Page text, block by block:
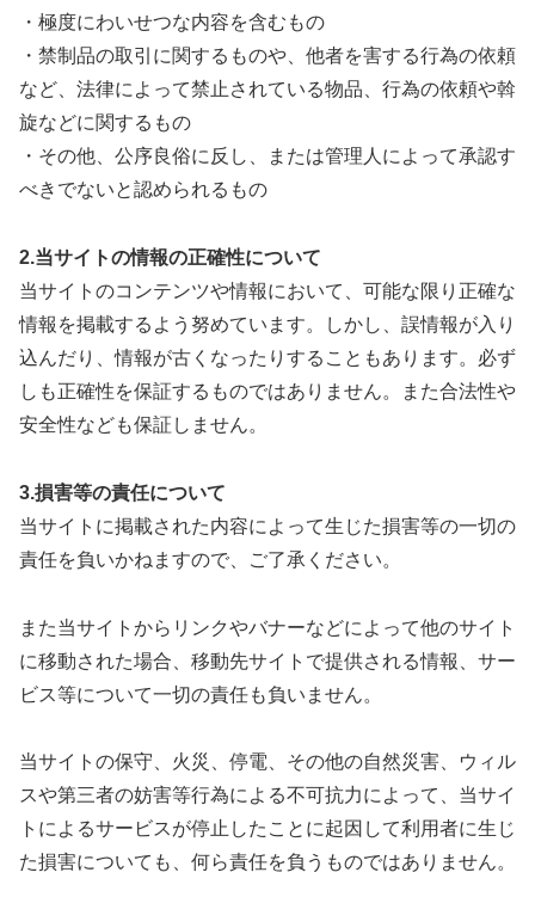
・極度にわいせつな内容を含むもの
・禁制品の取引に関するものや、他者を害する行為の依頼
など、法律によって禁止されている物品、行為の依頼や斡
旋などに関するもの
・その他、公序良俗に反し、または管理人によって承認す
べきでないと認められるもの
2.当サイトの情報の正確性について
当サイトのコンテンツや情報において、可能な限り正確な
情報を掲載するよう努めています。しかし、誤情報が入り
込んだり、情報が古くなったりすることもあります。必ず
しも正確性を保証するものではありません。また合法性や
安全性なども保証しません。
3.損害等の責任について
当サイトに掲載された内容によって生じた損害等の一切の
責任を負いかねますので、ご了承ください。
また当サイトからリンクやバナーなどによって他のサイト
に移動された場合、移動先サイトで提供される情報、サー
ビス等について一切の責任も負いません。
当サイトの保守、火災、停電、その他の自然災害、ウィル
スや第三者の妨害等行為による不可抗力によって、当サイ
トによるサービスが停止したことに起因して利用者に生じ
た損害についても、何ら責任を負うものではありません。